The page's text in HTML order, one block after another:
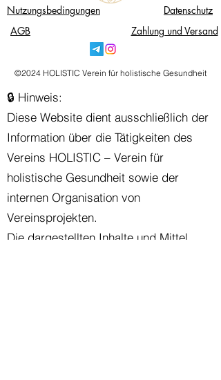
Nutzungsbedingungen
Datenschutz
AGB
Zahlung und Versand
©2024 HOLISTIC Verein für holistische Gesundheit
🔒 Hinweis:
Diese Website dient ausschließlich der
Information über die Tätigkeiten des
Vereins HOLISTIC – Verein für
holistische Gesundheit sowie der
internen Organisation von
Vereinsprojekten.
Die dargestellten Inhalte und Mittel